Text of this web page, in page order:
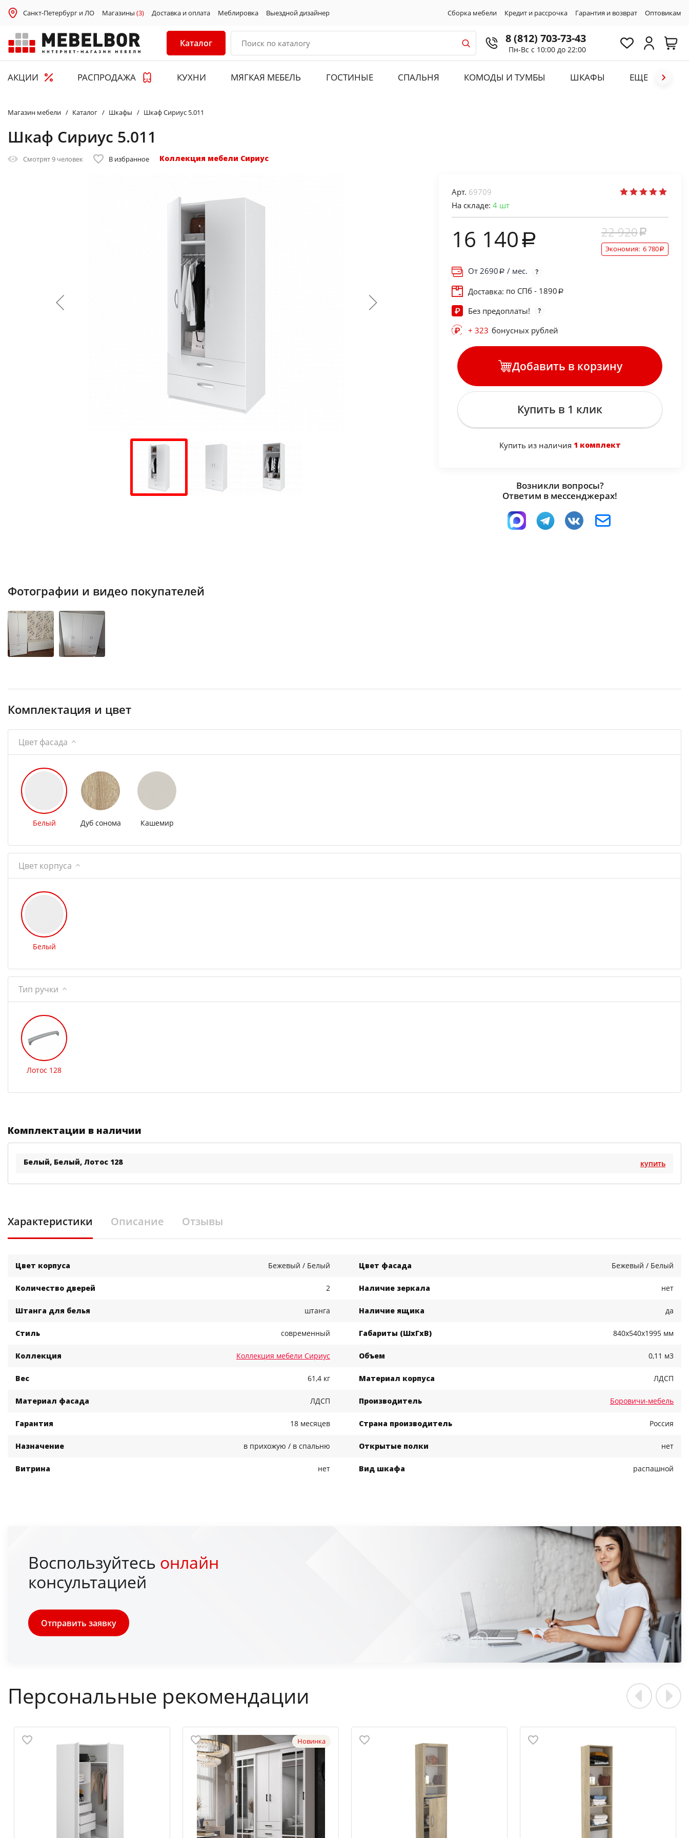
Санкт-Петербург и ЛО Магазины (3) Доставка и оплата Меблировка Выездной дизайнер Сборка мебели Кредит и рассрочка Гарантия и возврат Оптовикам
Каталог 8 (812) 703-73-43
Пн-Вс с 10:00 до 22:00
АКЦИИ РАСПРОДАЖА КУХНИ МЯГКАЯ МЕБЕЛЬ ГОСТИНЫЕ СПАЛЬНЯ КОМОДЫ И ТУМБЫ ШКАФЫ ЕЩЕ
Магазин мебели Каталог Шкафы Шкаф Сириус 5.011
Шкаф Сириус 5.011
Смотрят9 человек В избранное Коллекция мебели Сириус
Арт. 69709
На складе: 4шт
16 140 22 920
Экономия: 6 780
От 2690
/ мес.
Доставка: по СПб - 1890
Без предоплаты!
+ 323 бонусных рублей
Добавить в корзину
Купить в 1 клик
Купить из наличия 1 комплект
Возникли вопросы?
Ответим в мессенджерах!
Фотографии и видео покупателей
Комплектация и цвет
Цвет фасада
Белый Дуб сонома Кашемир
Цвет корпуса
Белый
Тип ручки
Лотос 128
Комплектации в наличии
Белый, Белый, Лотос 128 купить
Характеристики Описание Отзывы
Цвет корпуса Бежевый / Белый Цвет фасада Бежевый / Белый
Количество дверей 2 Наличие зеркала нет
Штанга для белья штанга Наличие ящика да
Стиль современный Габариты (ШхГхВ) 840x540x1995 мм
Коллекция Коллекция мебели Сириус Объем 0,11 м3
Вес 61,4 кг Материал корпуса ЛДСП
Материал фасада ЛДСП Производитель Боровичи-мебель
Гарантия 18 месяцев Страна производитель Россия
Назначение в прихожую / в спальню Открытые полки нет
Витрина нет Вид шкафа распашной
Воспользуйтесь онлайн
консультацией
Отправить заявку
Персональные рекомендации
Новинка